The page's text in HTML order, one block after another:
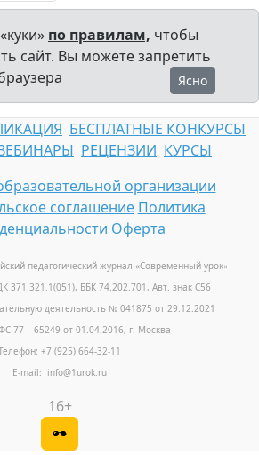
по правилам, чтобы
сайт. Вы можете запретить
Ясно
БЕСПЛАТНЫЕ КОНКУРСЫ
РЕЦЕНЗИИ КУРСЫ
организации
соглашение Политика
Оферта
педагогический журнал «Современный урок»
371.321.1(051), ББК 74.202.701, Авт. знак С56
деятельность № 041875 от 29.12.2021
77 – 65249 от 01.04.2016, г. Москва
+7 (925) 664-32-11
E-mail: info@1urok.ru
16+